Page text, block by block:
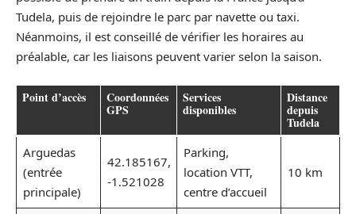
Tudela, puis de rejoindre le parc par navette ou taxi.
Néanmoins, il est conseillé de vérifier les horaires au
préalable, car les liaisons peuvent varier selon la saison.
Point d’accès Coordonnées
GPS
Services
disponibles
Distance
depuis
Tudela
Arguedas
(entrée
principale)
42.185167,
-1.521028
Parking,
location VTT,
centre d’accueil
10 km